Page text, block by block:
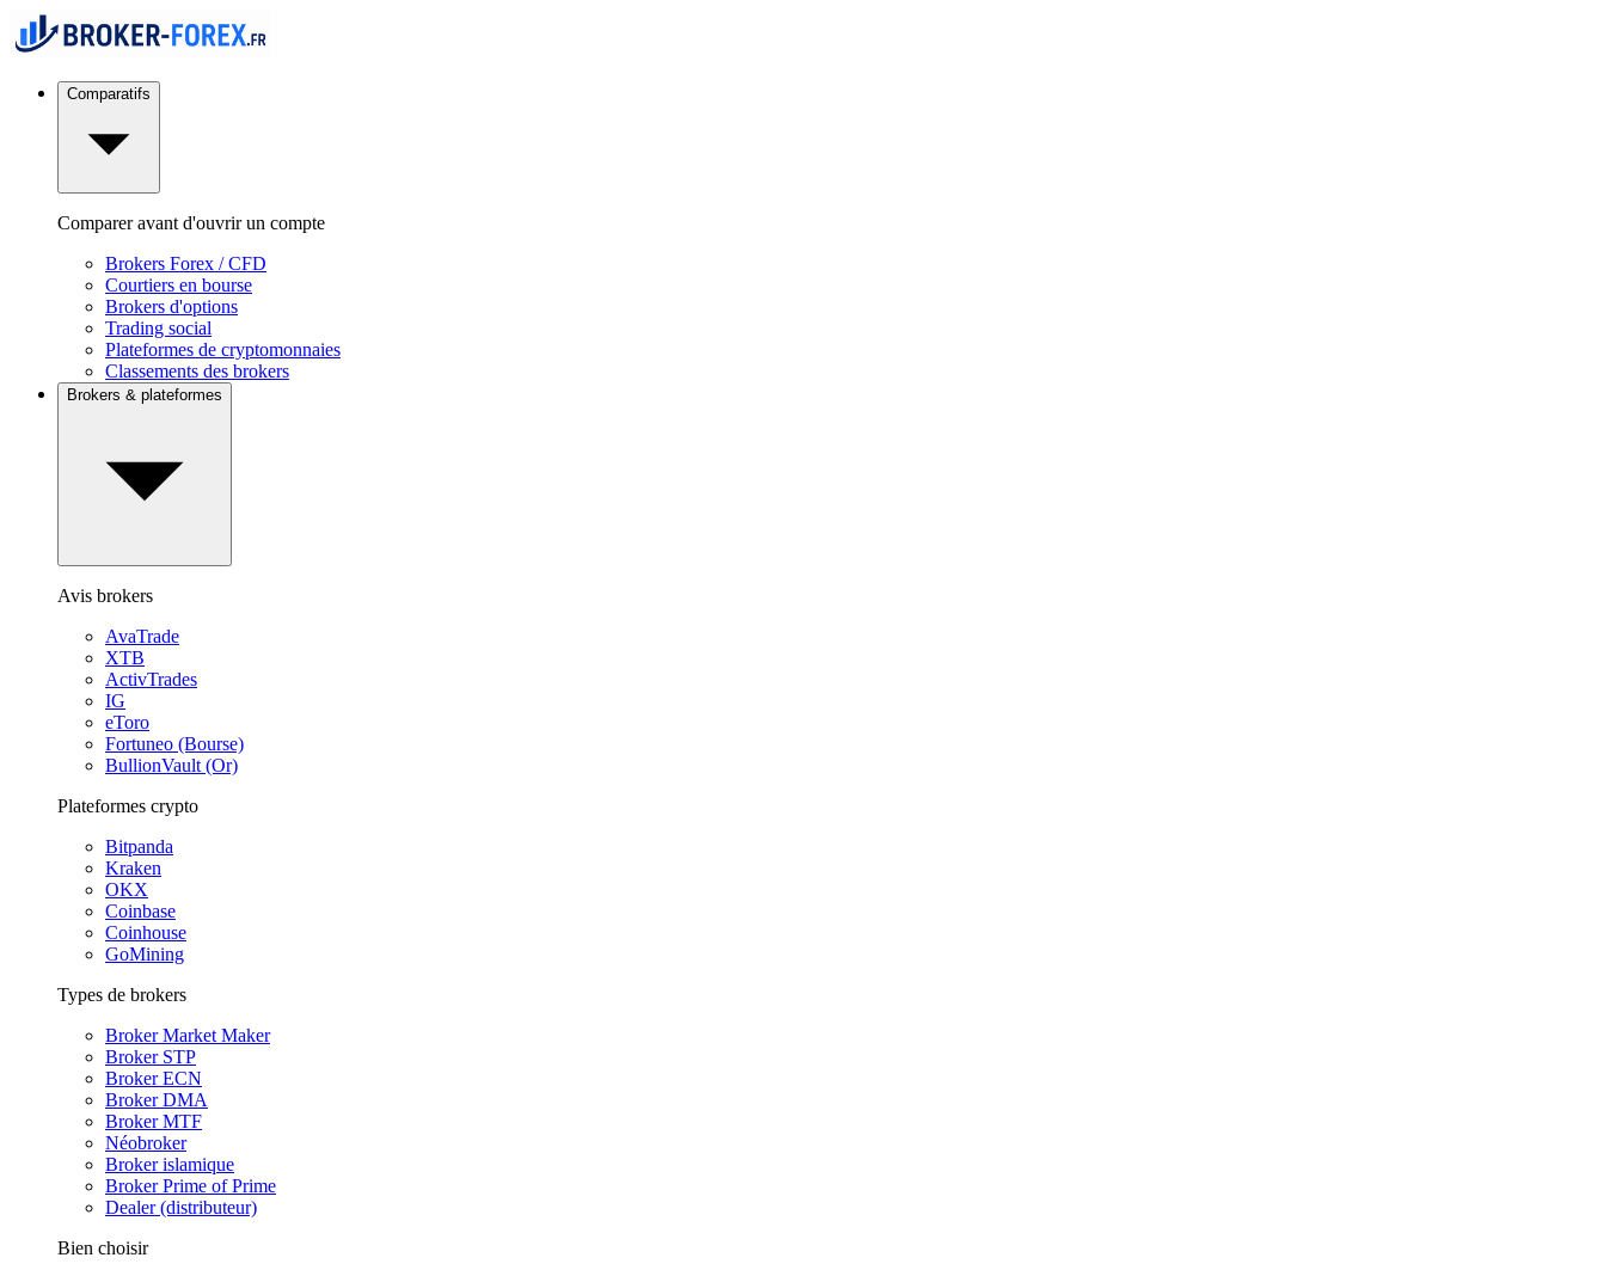
Comparatifs
Comparer avant d'ouvrir un compte
Brokers Forex / CFD
Courtiers en bourse
Brokers d'options
Trading social
Plateformes de cryptomonnaies
Classements des brokers
Brokers & plateformes
Avis brokers
AvaTrade
XTB
ActivTrades
IG
eToro
Fortuneo (Bourse)
BullionVault (Or)
Plateformes crypto
Bitpanda
Kraken
OKX
Coinbase
Coinhouse
GoMining
Types de brokers
Broker Market Maker
Broker STP
Broker ECN
Broker DMA
Broker MTF
Néobroker
Broker islamique
Broker Prime of Prime
Dealer (distributeur)
Bien choisir